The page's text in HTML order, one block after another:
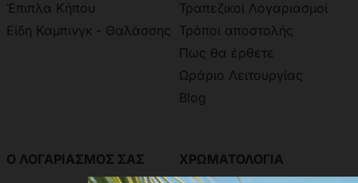
Έπιπλα Κήπου
Είδη Καμπινγκ - Θαλάσσης
Τραπεζικοί Λογαριασμοί
Τρόποι αποστολής
Πως θα έρθετε
Ωράριο Λειτουργίας
Blog
Ο ΛΟΓΑΡΙΑΣΜΟΣ ΣΑΣ ΧΡΩΜΑΤΟΛΟΓΙΑ